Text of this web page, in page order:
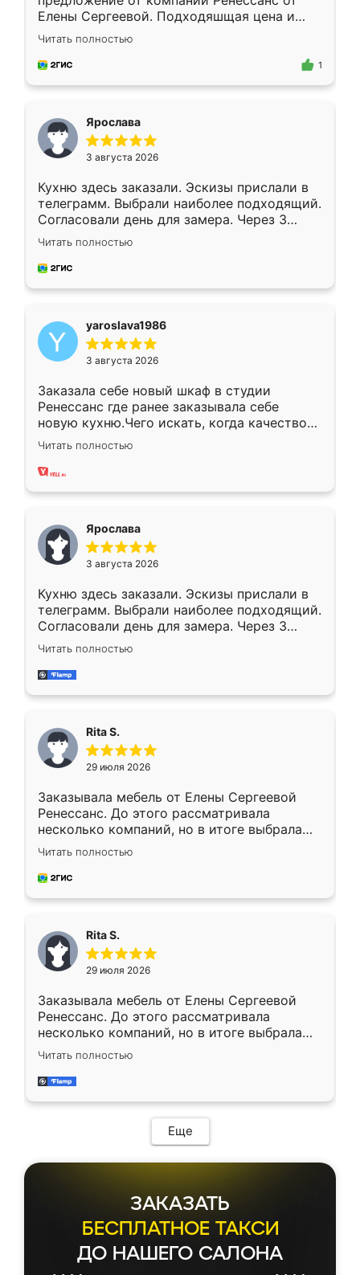
Елены Сергеевой. Подходяшщая цена и
короткие сроки изготовления. Приехавший
для замера сотрудник Владислав
предложил по моему эскизу самый
Читать полностью
1
Ярослава
3 августа 2026
Кухню здесь заказали. Эскизы прислали в
телеграмм. Выбрали наиболее подходящий.
Согласовали день для замера. Через 3
недели кухня была уже готова. Остались
довольны работой. Спасибо Ренессанс
мебель за качественную работу!
Читать полностью
yaroslava1986
3 августа 2026
Заказала себе новый шкаф в студии
Ренессанс где ранее заказывала себе
новую кухню.Чего искать, когда качеством
вполне довольна. Служит кухня уже почти
два года, нареканий нет.
Читать полностью
Ярослава
3 августа 2026
Кухню здесь заказали. Эскизы прислали в
телеграмм. Выбрали наиболее подходящий.
Согласовали день для замера. Через 3
недели кухня была уже готова. Остались
довольны работой. Спасибо Ренессанс
мебель за качественную работу!
Читать полностью
Rita S.
29 июля 2026
Заказывала мебель от Елены Сергеевой
Ренессанс. До этого рассматривала
несколько компаний, но в итоге выбрала
эту. Сначала обговорили условия, потом
приехал замерщик, всё спокойно объяснил
и снял размеры. Изготовили в срок, с
каких-либо доработок. Качеством осталась
довольна, все выглядит так, как и ожидала.
Читать полностью
Rita S.
29 июля 2026
Заказывала мебель от Елены Сергеевой
Ренессанс. До этого рассматривала
несколько компаний, но в итоге выбрала
эту. Сначала обговорили условия, потом
приехал замерщик, всё спокойно объяснил
и снял размеры. Изготовили в срок, с
мебель сразу встала на свое место без
каких-либо доработок. Качеством осталась
довольна, все выглядит так, как и ожидала.
Читать полностью
Еще
ЗАКАЗАТЬ
БЕСПЛАТНОЕ ТАКСИ
ДО НАШЕГО САЛОНА